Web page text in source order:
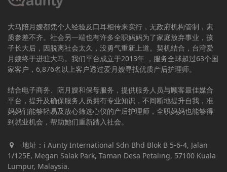
大马陪月嫂都凭个人经验及口耳相传来实行，无政府机构管制，素
质参差不齐。社会另一端也有许多全职妈妈为了家庭放弃事业，孩
子长大后，因脱离社会太久，没勇气重新上道。契机结合，台湾爱
月嫂终于进驻大马。我们平台成立于2013年 ，服务全球超过63个国
家客户，6,876名以上客户透过爱月嫂寻找优质产后护理师。
结合电子商务、陪月嫂和保母服务，提供服务人员与顾客最佳媒合
平台，提升及确保服务人员拥有专业知识，不间断地提升自我，准
妈妈们能够轻易及放心筛选心仪的产后护理师，全职妈妈也能够得
到就业机会，帮助她们重新踏入社会。
地址：i Aunty International Sdn Bhd Blok B 5-6-4, Jalan
1/125E, Megan Salak Park, Taman Desa Petaling, 57100 Kuala
Lumpur, Malaysia.